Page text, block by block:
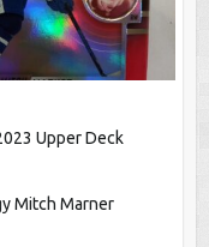
Upper Deck
Mitch Marner